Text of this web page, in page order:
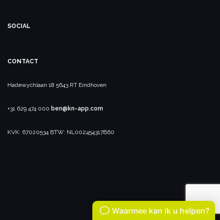
SOCIAL
CONTACT
Hadewychlaan 18 5643 RT Eindhoven
+31 629 474 000 ben@kn-app.com
KVK: 67020534 BTW: NL002454317B60